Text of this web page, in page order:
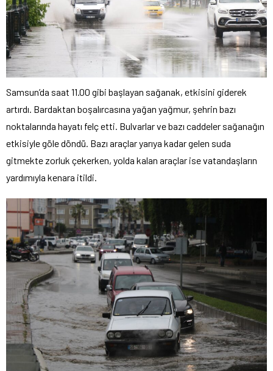
Samsun’da saat 11.00 gibi başlayan sağanak, etkisini giderek
artırdı. Bardaktan boşalırcasına yağan yağmur, şehrin bazı
noktalarında hayatı felç etti. Bulvarlar ve bazı caddeler sağanağın
etkisiyle göle döndü. Bazı araçlar yarıya kadar gelen suda
gitmekte zorluk çekerken, yolda kalan araçlar ise vatandaşların
yardımıyla kenara itildi.